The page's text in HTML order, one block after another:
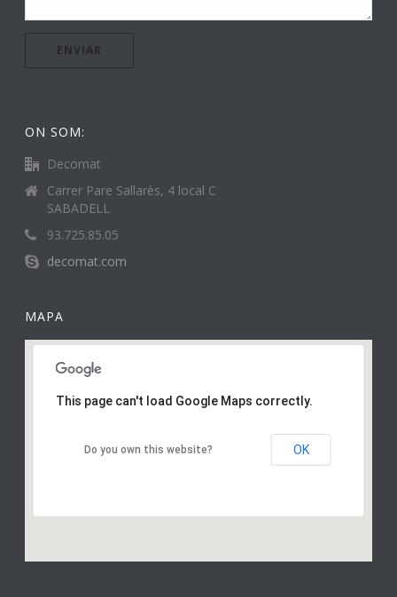
ON SOM:
Decomat
Carrer Pare Sallarès, 4 local C
SABADELL
93.725.85.05
decomat.com
MAPA
This page can't load Google Maps correctly.
Do you own this website? OK